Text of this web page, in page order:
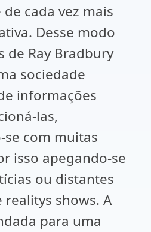
cada vez mais
Desse modo
de Ray Bradbury
sociedade
informações
las,
com muitas
isso apegando-se
ou distantes
realitys shows. A
para uma